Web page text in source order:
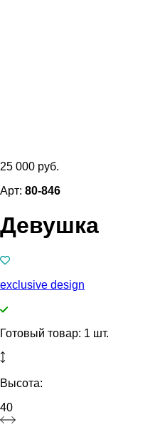
25 000 руб.
Арт: 80-846
Девушка
exclusive design
Готовый товар: 1 шт.
Высота:
40